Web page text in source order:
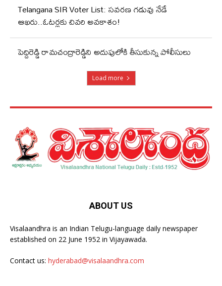
Telangana SIR Voter List: సవరణ గడువు నేడే
ఆఖరు..ఓటర్లకు చివరి అవకాశం!
పెద్దిరెడ్డి రామచంద్రారెడ్డిని అదుపులోకి తీసుకున్న పోలీసులు
Load more
ABOUT US
Visalaandhra is an Indian Telugu-language daily newspaper
established on 22 June 1952 in Vijayawada.
Contact us: hyderabad@visalaandhra.com